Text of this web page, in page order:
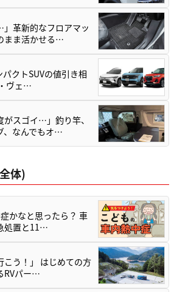
」革新的なフロアマッ
まま活かせる…
パクトSUVの値引き相
ヴェ…
スゴイ…」釣り竿、
、なんでもオ…
体)
かなと思ったら？ 車
処置と11…
こう！」 はじめての方
RVパー…